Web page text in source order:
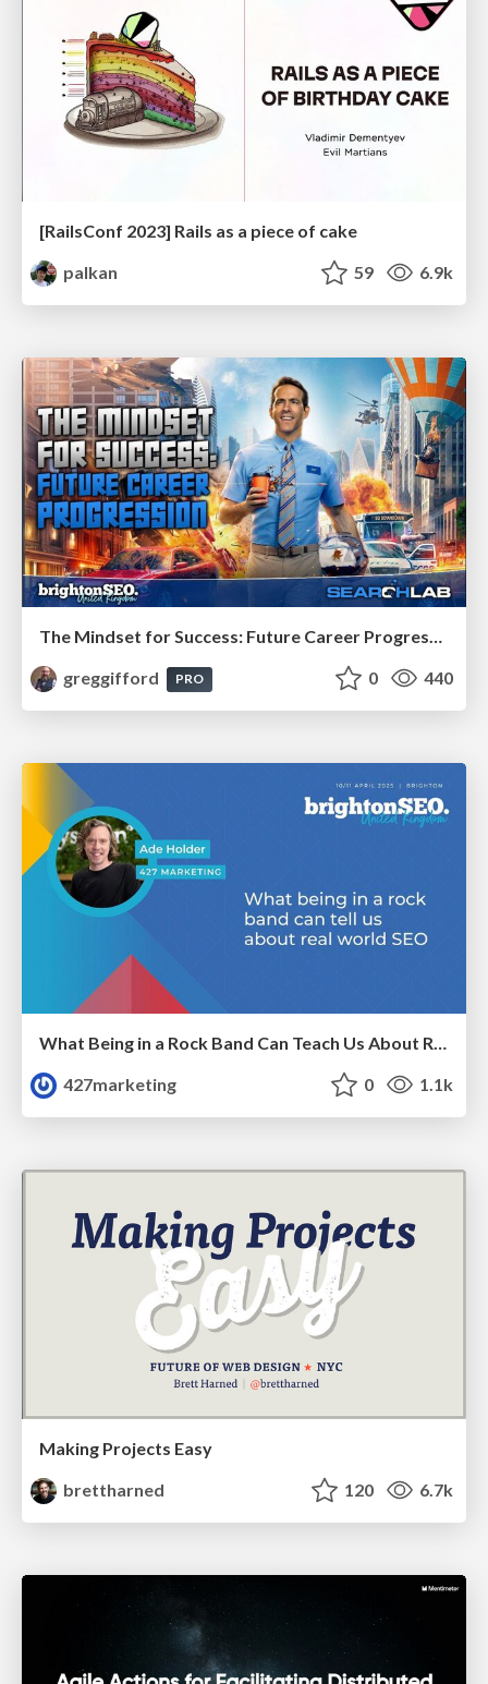
[RailsConf 2023] Rails as a piece of cake
palkan
59 6.9k
The Mindset for Success: Future Career Progression
greggifford
PRO 0 440
What Being in a Rock Band Can Teach Us About Real World SEO
427marketing
0 1.1k
Making Projects Easy
brettharned
120 6.7k